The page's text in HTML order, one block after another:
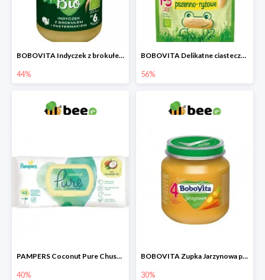
BOBOVITA Indyczek z brokułem i pasternakiem
44%
BOBOVITA Delikatne ciasteczka pszenno-ryżowe
56%
PAMPERS Coconut Pure Chusteczki nawilżające dla dzieci
40%
BOBOVITA Zupka Jarzynowa po 4 miesiącu
30%